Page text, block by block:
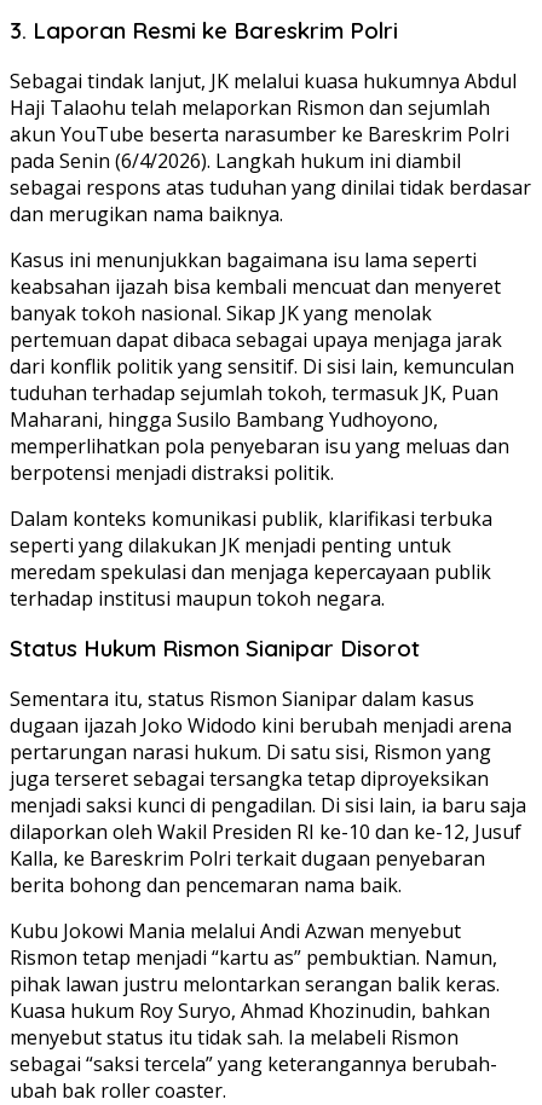
3. Laporan Resmi ke Bareskrim Polri
Sebagai tindak lanjut, JK melalui kuasa hukumnya Abdul
Haji Talaohu telah melaporkan Rismon dan sejumlah
akun YouTube beserta narasumber ke Bareskrim Polri
pada Senin (6/4/2026). Langkah hukum ini diambil
sebagai respons atas tuduhan yang dinilai tidak berdasar
dan merugikan nama baiknya.
Kasus ini menunjukkan bagaimana isu lama seperti
keabsahan ijazah bisa kembali mencuat dan menyeret
banyak tokoh nasional. Sikap JK yang menolak
pertemuan dapat dibaca sebagai upaya menjaga jarak
dari konflik politik yang sensitif. Di sisi lain, kemunculan
tuduhan terhadap sejumlah tokoh, termasuk JK, Puan
Maharani, hingga Susilo Bambang Yudhoyono,
memperlihatkan pola penyebaran isu yang meluas dan
berpotensi menjadi distraksi politik.
Dalam konteks komunikasi publik, klarifikasi terbuka
seperti yang dilakukan JK menjadi penting untuk
meredam spekulasi dan menjaga kepercayaan publik
terhadap institusi maupun tokoh negara.
Status Hukum Rismon Sianipar Disorot
Sementara itu, status Rismon Sianipar dalam kasus
dugaan ijazah Joko Widodo kini berubah menjadi arena
pertarungan narasi hukum. Di satu sisi, Rismon yang
juga terseret sebagai tersangka tetap diproyeksikan
menjadi saksi kunci di pengadilan. Di sisi lain, ia baru saja
dilaporkan oleh Wakil Presiden RI ke-10 dan ke-12, Jusuf
Kalla, ke Bareskrim Polri terkait dugaan penyebaran
berita bohong dan pencemaran nama baik.
Kubu Jokowi Mania melalui Andi Azwan menyebut
Rismon tetap menjadi “kartu as” pembuktian. Namun,
pihak lawan justru melontarkan serangan balik keras.
Kuasa hukum Roy Suryo, Ahmad Khozinudin, bahkan
menyebut status itu tidak sah. Ia melabeli Rismon
sebagai “saksi tercela” yang keterangannya berubah-
ubah bak roller coaster.